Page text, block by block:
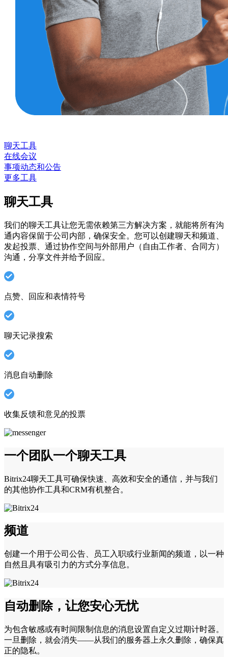
聊天工具
在线会议
事项动态和公告
更多工具
聊天工具
我们的聊天工具让您无需依赖第三方解决方案，就能将所有沟
通内容保留于公司内部，确保安全。您可以创建聊天和频道、
发起投票、通过协作空间与外部用户（自由工作者、合同方）
沟通，分享文件并给予回应。
点赞、回应和表情符号
聊天记录搜索
消息自动删除
收集反馈和意见的投票
一个团队一个聊天工具
Bitrix24聊天工具可确保快速、高效和安全的通信，并与我们
的其他协作工具和CRM有机整合。
频道
创建一个用于公司公告、员工入职或行业新闻的频道，以一种
自然且具有吸引力的方式分享信息。
自动删除，让您安心无忧
为包含敏感或有时间限制信息的消息设置自定义过期计时器。
一旦删除，就会消失——从我们的服务器上永久删除，确保真
正的隐私。